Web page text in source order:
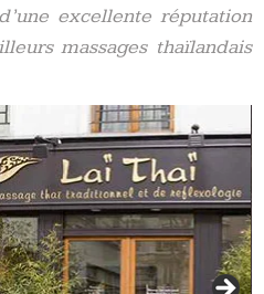
excellente réputation
massages thaïlandais